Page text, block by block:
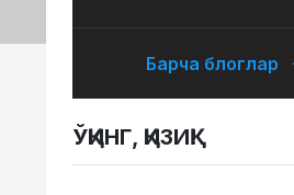
Барча блоглар
ЎҚИНГ, ҚИЗИҚ!